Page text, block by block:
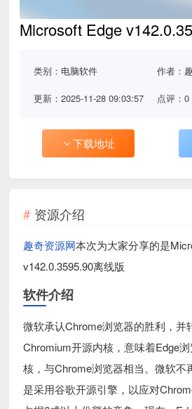
Microsoft Edge
类别： 电脑软件 作者：
更新：2025-11-28 09:03:57 点评：0
下载地址
资源介绍
趣奇资源网本次为大家分享的是
v142.0.3595.90离线版
软件介绍
微软承认Chrome浏览器的胜利，并
Chromium开源内核，意味着Edge
核，与Chrome浏览器相当。微软不
是采用谷歌开源引擎，以应对